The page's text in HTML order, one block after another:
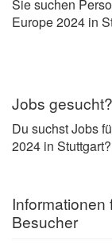
Sie suchen
Europe 2024 in
Jobs gesucht?
Du suchst Jobs
2024 in Stuttgart?
Besucher